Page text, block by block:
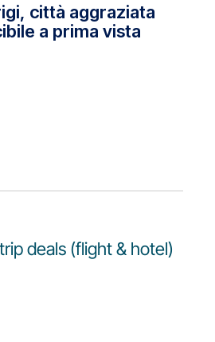
città aggraziata
a prima vista
deals (flight & hotel)